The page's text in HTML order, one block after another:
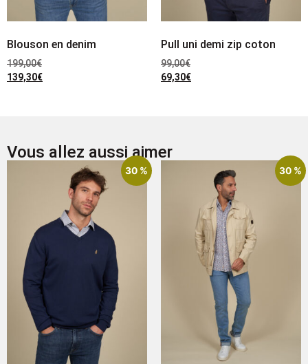
Blouson en denim
199,00€
139,30€
Pull uni demi zip coton
99,00€
69,30€
Vous allez aussi aimer
30 % 30 %